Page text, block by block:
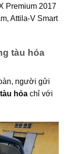
Premium 2017
Attila-V Smart
tàu hỏa
người gửi
hỏa chỉ với